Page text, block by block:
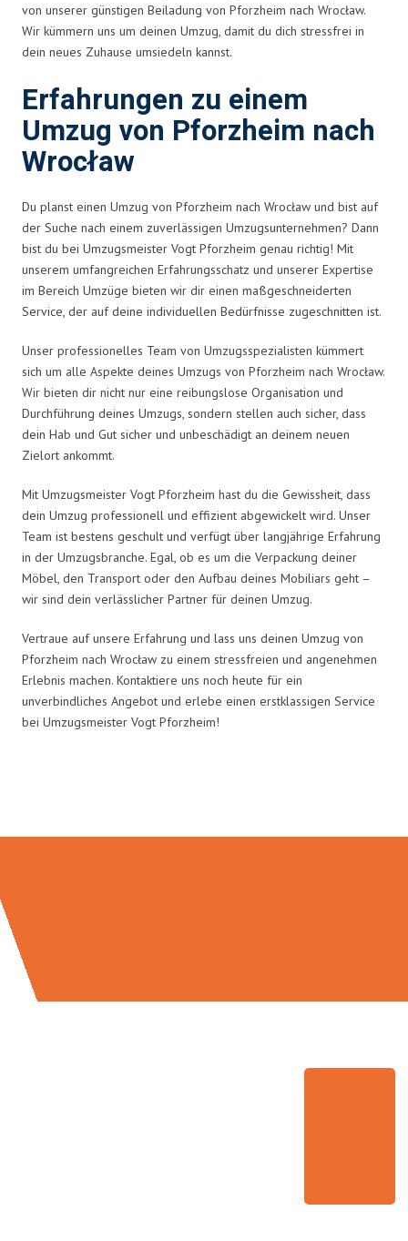
von unserer günstigen Beiladung von Pforzheim nach Wrocław.
Wir kümmern uns um deinen Umzug, damit du dich stressfrei in
dein neues Zuhause umsiedeln kannst.
Erfahrungen zu einem
Umzug von Pforzheim nach
Wrocław
Du planst einen Umzug von Pforzheim nach Wrocław und bist auf
der Suche nach einem zuverlässigen Umzugsunternehmen? Dann
bist du bei Umzugsmeister Vogt Pforzheim genau richtig! Mit
unserem umfangreichen Erfahrungsschatz und unserer Expertise
im Bereich Umzüge bieten wir dir einen maßgeschneiderten
Service, der auf deine individuellen Bedürfnisse zugeschnitten ist.
Unser professionelles Team von Umzugsspezialisten kümmert
sich um alle Aspekte deines Umzugs von Pforzheim nach Wrocław.
Wir bieten dir nicht nur eine reibungslose Organisation und
Durchführung deines Umzugs, sondern stellen auch sicher, dass
dein Hab und Gut sicher und unbeschädigt an deinem neuen
Zielort ankommt.
Mit Umzugsmeister Vogt Pforzheim hast du die Gewissheit, dass
dein Umzug professionell und effizient abgewickelt wird. Unser
Team ist bestens geschult und verfügt über langjährige Erfahrung
in der Umzugsbranche. Egal, ob es um die Verpackung deiner
Möbel, den Transport oder den Aufbau deines Mobiliars geht –
wir sind dein verlässlicher Partner für deinen Umzug.
Vertraue auf unsere Erfahrung und lass uns deinen Umzug von
Pforzheim nach Wrocław zu einem stressfreien und angenehmen
Erlebnis machen. Kontaktiere uns noch heute für ein
unverbindliches Angebot und erlebe einen erstklassigen Service
bei Umzugsmeister Vogt Pforzheim!